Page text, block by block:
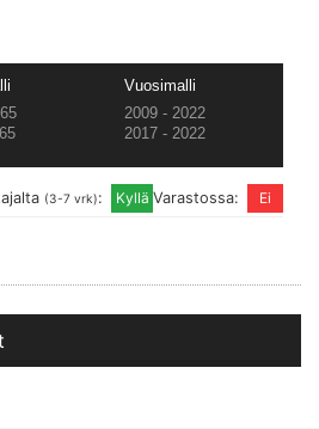
Vuosimalli
2009 - 2022
2017 - 2022
Varastossa:
(3-7 vrk):